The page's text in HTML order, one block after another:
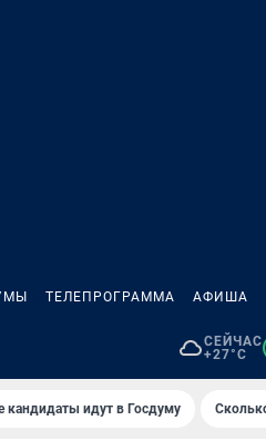
ТЕЛЕПРОГРАММА АФИША
СЕЙЧАС
+27°C
кандидаты идут в Госдуму